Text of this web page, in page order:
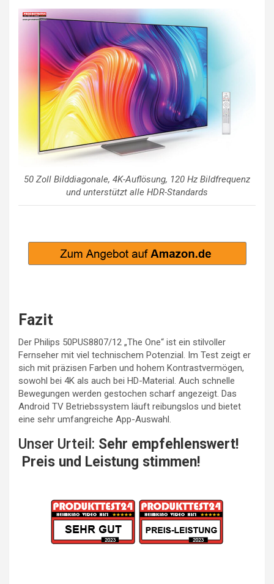
50 Zoll Bilddiagonale, 4K-Auflösung, 120 Hz Bildfrequenz
und unterstützt alle HDR-Standards
Fazit
Der Philips 50PUS8807/12 „The One“ ist ein stilvoller
Fernseher mit viel technischem Potenzial. Im Test zeigt er
sich mit präzisen Farben und hohem Kontrastvermögen,
sowohl bei 4K als auch bei HD-Material. Auch schnelle
Bewegungen werden gestochen scharf angezeigt. Das
Android TV Betriebssystem läuft reibungslos und bietet
eine sehr umfangreiche App-Auswahl.
Unser Urteil: Sehr empfehlenswert!
Preis und Leistung stimmen!